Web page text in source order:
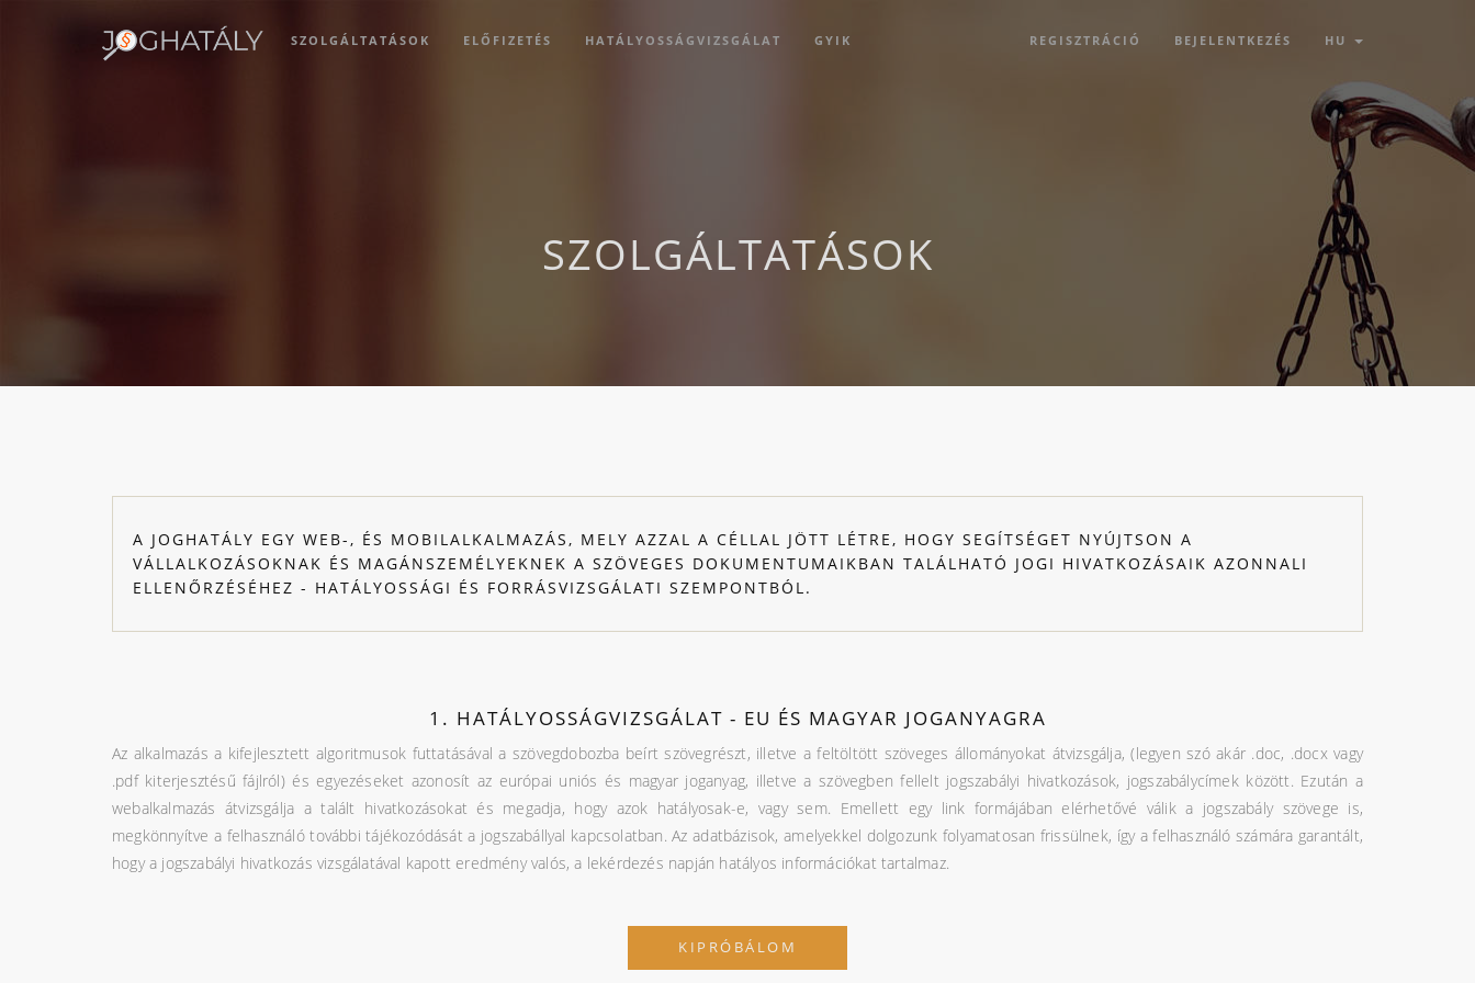
SZOLGÁLTATÁSOK ELŐFIZETÉS HATÁLYOSSÁGVIZSGÁLAT GYIK REGISZTRÁCIÓ BEJELENTKEZÉS HU
SZOLGÁLTATÁSOK
A JOGHATÁLY EGY WEB-, ÉS MOBILALKALMAZÁS, MELY AZZAL A CÉLLAL JÖTT LÉTRE, HOGY SEGÍTSÉGET NYÚJTSON A
VÁLLALKOZÁSOKNAK ÉS MAGÁNSZEMÉLYEKNEK A SZÖVEGES DOKUMENTUMAIKBAN TALÁLHATÓ JOGI HIVATKOZÁSAIK AZONNALI
ELLENŐRZÉSÉHEZ - HATÁLYOSSÁGI ÉS FORRÁSVIZSGÁLATI SZEMPONTBÓL.
1. HATÁLYOSSÁGVIZSGÁLAT - EU ÉS MAGYAR JOGANYAGRA
Az alkalmazás a kifejlesztett algoritmusok futtatásával a szövegdobozba beírt szövegrészt, illetve a feltöltött szöveges állományokat átvizsgálja, (legyen szó akár .doc, .docx vagy
.pdf kiterjesztésű fájlról) és egyezéseket azonosít az európai uniós és magyar joganyag, illetve a szövegben fellelt jogszabályi hivatkozások, jogszabálycímek között. Ezután a
webalkalmazás átvizsgálja a talált hivatkozásokat és megadja, hogy azok hatályosak-e, vagy sem. Emellett egy link formájában elérhetővé válik a jogszabály szövege is,
megkönnyítve a felhasználó további tájékozódását a jogszabállyal kapcsolatban. Az adatbázisok, amelyekkel dolgozunk folyamatosan frissülnek, így a felhasználó számára garantált,
hogy a jogszabályi hivatkozás vizsgálatával kapott eredmény valós, a lekérdezés napján hatályos információkat tartalmaz.
KIPRÓBÁLOM